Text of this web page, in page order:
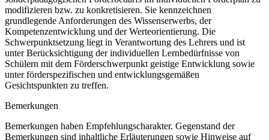
modifizieren bzw. zu konkretisieren. Sie kennzeichnen
grundlegende Anforderungen des Wissenserwerbs, der
Kompetenzentwicklung und der Werteorientierung. Die
Schwerpunktsetzung liegt in Verantwortung des Lehrers und ist
unter Berücksichtigung der individuellen Lernbedürfnisse von
Schülern mit dem Förderschwerpunkt geistige Entwicklung sowie
unter förderspezifischen und entwicklungsgemäßen
Gesichtspunkten zu treffen.
Bemerkungen
Bemerkungen haben Empfehlungscharakter. Gegenstand der
Bemerkungen sind inhaltliche Erläuterungen sowie Hinweise auf